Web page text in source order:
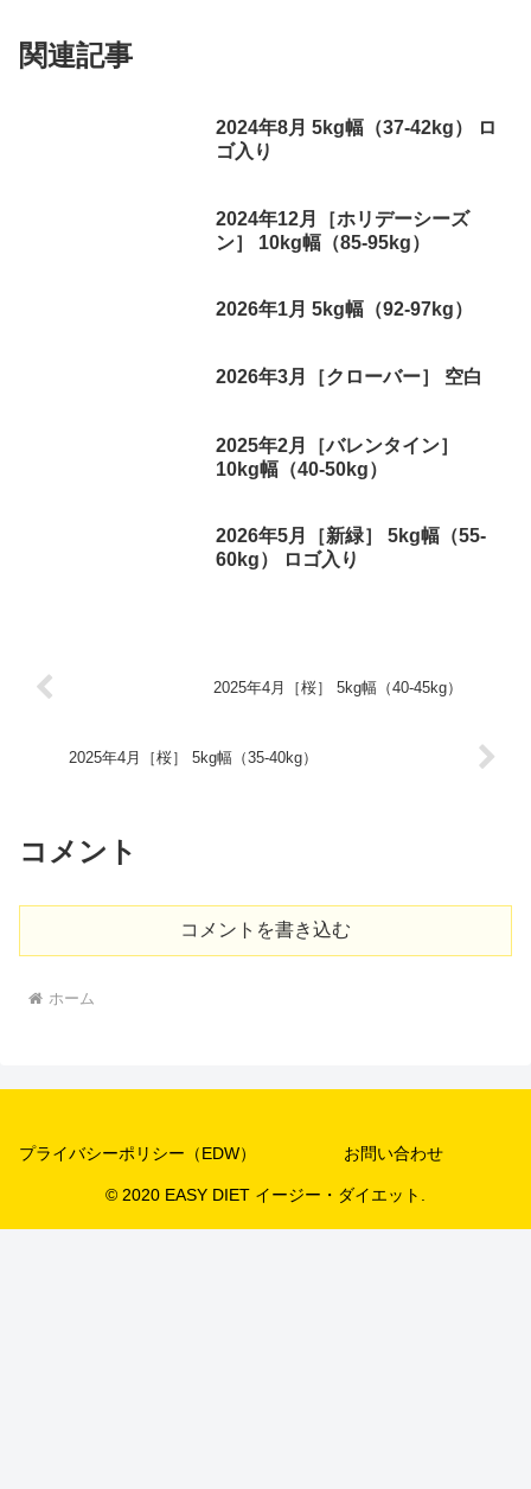
関連記事
2024年8月 5kg幅（37-42kg） ロ
ゴ入り
2024年12月［ホリデーシーズ
ン］ 10kg幅（85-95kg）
2026年1月 5kg幅（92-97kg）
2026年3月［クローバー］ 空白
2025年2月［バレンタイン］
10kg幅（40-50kg）
2026年5月［新緑］ 5kg幅（55-
60kg） ロゴ入り
2025年4月［桜］ 5kg幅（40-45kg）
2025年4月［桜］ 5kg幅（35-40kg）
コメント
コメントを書き込む
ホーム
プライバシーポリシー（EDW） お問い合わせ
© 2020 EASY DIET イージー・ダイエット.